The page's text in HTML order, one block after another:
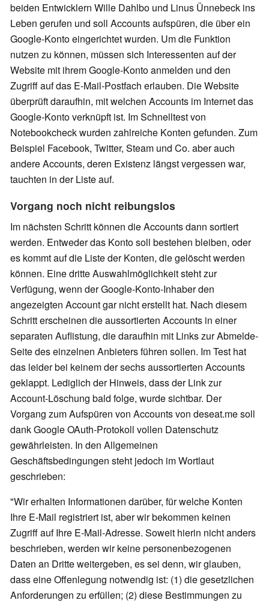
beiden Entwicklern Wille Dahlbo und Linus Ünnebeck ins
Leben gerufen und soll Accounts aufspüren, die über ein
Google-Konto eingerichtet wurden. Um die Funktion
nutzen zu können, müssen sich Interessenten auf der
Website mit ihrem Google-Konto anmelden und den
Zugriff auf das E-Mail-Postfach erlauben. Die Website
überprüft daraufhin, mit welchen Accounts im Internet das
Google-Konto verknüpft ist. Im Schnelltest von
Notebookcheck wurden zahlreiche Konten gefunden. Zum
Beispiel Facebook, Twitter, Steam und Co. aber auch
andere Accounts, deren Existenz längst vergessen war,
tauchten in der Liste auf.
Vorgang noch nicht reibungslos
Im nächsten Schritt können die Accounts dann sortiert
werden. Entweder das Konto soll bestehen bleiben, oder
es kommt auf die Liste der Konten, die gelöscht werden
können. Eine dritte Auswahlmöglichkeit steht zur
Verfügung, wenn der Google-Konto-Inhaber den
angezeigten Account gar nicht erstellt hat. Nach diesem
Schritt erscheinen die aussortierten Accounts in einer
separaten Auflistung, die daraufhin mit Links zur Abmelde-
Seite des einzelnen Anbieters führen sollen. Im Test hat
das leider bei keinem der sechs aussortierten Accounts
geklappt. Lediglich der Hinweis, dass der Link zur
Account-Löschung bald folge, wurde sichtbar. Der
Vorgang zum Aufspüren von Accounts von deseat.me soll
dank Google OAuth-Protokoll vollen Datenschutz
gewährleisten. In den Allgemeinen
Geschäftsbedingungen steht jedoch im Wortlaut
geschrieben:
"Wir erhalten Informationen darüber, für welche Konten
Ihre E-Mail registriert ist, aber wir bekommen keinen
Zugriff auf Ihre E-Mail-Adresse. Soweit hierin nicht anders
beschrieben, werden wir keine personenbezogenen
Daten an Dritte weitergeben, es sei denn, wir glauben,
dass eine Offenlegung notwendig ist: (1) die gesetzlichen
Anforderungen zu erfüllen; (2) diese Bestimmungen zu